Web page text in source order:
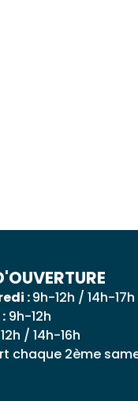
:9h-12h / 14h-17h
9h-12h
/ 14h-16h
chaque 2ème